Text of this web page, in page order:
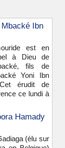
Ibn
est en
à Dieu de
fils de
Yoni Ibn
érudit de
ce lundi à
Hamady
(élu sur